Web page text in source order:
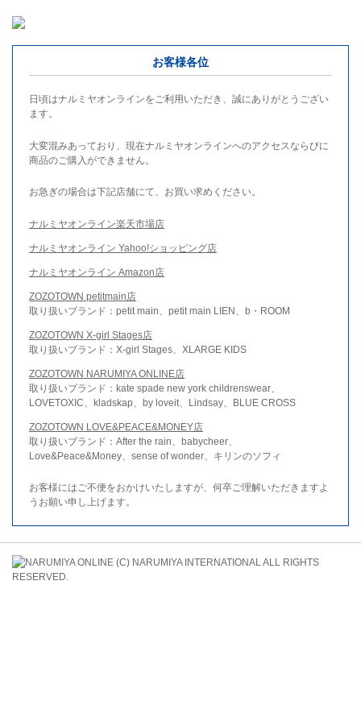
お客様各位
日頃はナルミヤオンラインをご利用いただき、誠にありがとうござい
ます。
大変混みあっており、現在ナルミヤオンラインへのアクセスならびに
商品のご購入ができません。
お急ぎの場合は下記店舗にて、お買い求めください。
ナルミヤオンライン楽天市場店
ナルミヤオンライン Yahoo!ショッピング店
ナルミヤオンライン Amazon店
ZOZOTOWN petitmain店
取り扱いブランド：petit main、petit main LIEN、b・ROOM
ZOZOTOWN X-girl Stages店
取り扱いブランド：X-girl Stages、XLARGE KIDS
ZOZOTOWN NARUMIYA ONLINE店
取り扱いブランド：kate spade new york childrenswear、
LOVETOXIC、kladskap、by loveit、Lindsay、BLUE CROSS
ZOZOTOWN LOVE&PEACE&MONEY店
取り扱いブランド：After the rain、babycheer、
Love&Peace&Money、sense of wonder、キリンのソフィ
お客様にはご不便をおかけいたしますが、何卒ご理解いただきますよ
うお願い申し上げます。